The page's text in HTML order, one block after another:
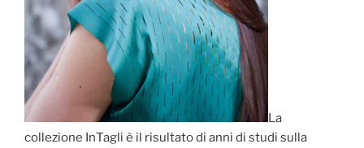
La
collezione InTagli è il risultato di anni di studi sulla